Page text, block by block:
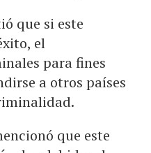
que si este
el
para fines
a otros países
que este